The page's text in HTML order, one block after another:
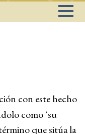
con este hecho
como ‘su
que sitúa la